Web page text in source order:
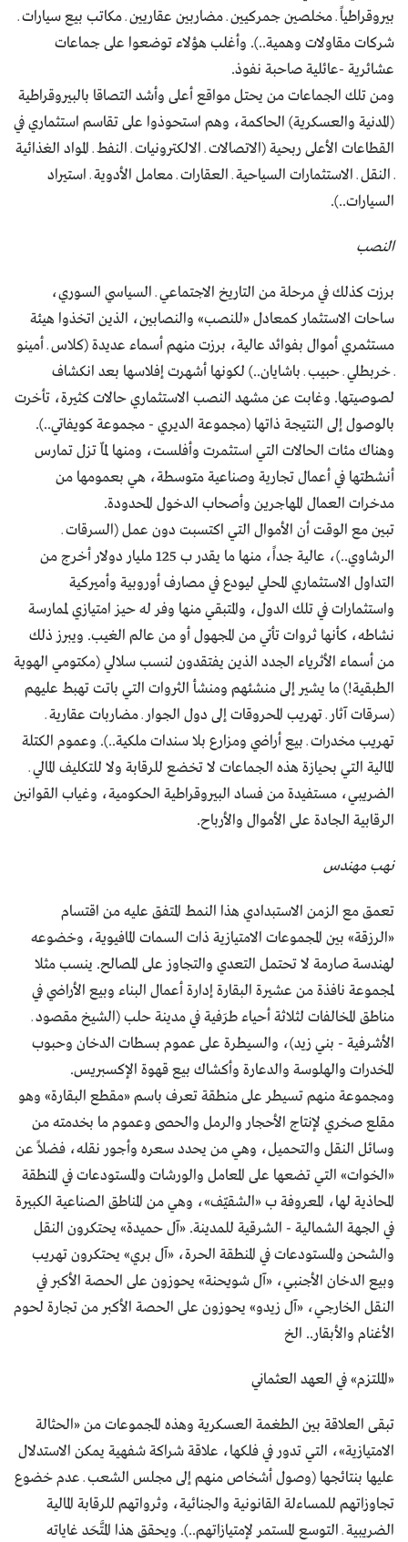
بيروقراطياً ـ مخلصين جمركيين ـ مضاربين عقاريين ـ مكاتب بيع سيارات ـ
شركات مقاولات وهمية..). وأغلب هؤلاء توضعوا على جماعات
عشائرية -عائلية صاحبة نفوذ.
ومن تلك الجماعات من يحتل مواقع أعلى وأشد التصاقا بالبيروقراطية
(المدنية والعسكرية) الحاكمة، وهم استحوذوا على تقاسم استثماري في
القطاعات الأعلى ربحية (الاتصالات ـ الالكترونيات ـ النفط ـ المواد الغذائية
ـ النقل ـ الاستثمارات السياحية ـ العقارات ـ معامل الأدوية ـ استيراد
السيارات..).
النصب
برزت كذلك في مرحلة من التاريخ الاجتماعي ـ السياسي السوري،
ساحات الاستثمار كمعادل «للنصب» والنصابين، الذين اتخذوا هيئة
مستثمري أموال بفوائد عالية، برزت منهم أسماء عديدة (كلاس ـ أمينو
ـ خربطلي ـ حبيب ـ باشايان..) لكونها أشهرت إفلاسها بعد انكشاف
لصوصيتها. وغابت عن مشهد النصب الاستثماري حالات كثيرة، تأخرت
بالوصول إلى النتيجة ذاتها (مجموعة الديري - مجموعة كويفاتي..).
وهناك مئات الحالات التي استثمرت وأفلست، ومنها لمّا تزل تمارس
أنشطتها في أعمال تجارية وصناعية متوسطة، هي بعمومها من
مدخرات العمال المهاجرين وأصحاب الدخول المحدودة.
تبين مع الوقت أن الأموال التي اكتسبت دون عمل (السرقات ـ
الرشاوي..)، عالية جداً، منها ما يقدر ب 125 مليار دولار أخرج من
التداول الاستثماري المحلي ليودع في مصارف أوروبية وأميركية
واستثمارات في تلك الدول، والمتبقي منها وفر له حيز امتيازي لممارسة
نشاطه، كأنها ثروات تأتي من المجهول أو من عالم الغيب. ويبرز ذلك
من أسماء الأثرياء الجدد الذين يفتقدون لنسب سلالي (مكتومي الهوية
الطبقية!) ما يشير إلى منشئهم ومنشأ الثروات التي باتت تهبط عليهم
(سرقات آثار ـ تهريب المحروقات إلى دول الجوار ـ مضاربات عقارية ـ
تهريب مخدرات ـ بيع أراضي ومزارع بلا سندات ملكية..). وعموم الكتلة
المالية التي بحيازة هذه الجماعات لا تخضع للرقابة ولا للتكليف المالي ـ
الضريبي، مستفيدة من فساد البيروقراطية الحكومية، وغياب القوانين
الرقابية الجادة على الأموال والأرباح.
نهب مهندس
تعمق مع الزمن الاستبدادي هذا النمط المتفق عليه من اقتسام
«الرزقة» بين المجموعات الامتيازية ذات السمات المافيوية، وخضوعه
لهندسة صارمة لا تحتمل التعدي والتجاوز على المصالح. ينسب مثلا
لمجموعة نافذة من عشيرة البقارة إدارة أعمال البناء وبيع الأراضي في
مناطق المخالفات لثلاثة أحياء طرَفية في مدينة حلب (الشيخ مقصود ـ
الأشرفية - بني زيد)، والسيطرة على عموم بسطات الدخان وحبوب
المخدرات والهلوسة والدعارة وأكشاك بيع قهوة الإكسبريس.
ومجموعة منهم تسيطر على منطقة تعرف باسم «مقطع البقارة» وهو
مقلع صخري لإنتاج الأحجار والرمل والحصى وعموم ما بخدمته من
وسائل النقل والتحميل، وهي من يحدد سعره وأجور نقله، فضلاً عن
«الخوات» التي تضعها على المعامل والورشات والمستودعات في المنطقة
المحاذية لها، المعروفة ب «الشقيّف»، وهي من المناطق الصناعية الكبيرة
في الجهة الشمالية - الشرقية للمدينة. «آل حميدة» يحتكرون النقل
والشحن والمستودعات في المنطقة الحرة، «آل بري» يحتكرون تهريب
وبيع الدخان الأجنبي، «آل شويحنة» يحوزون على الحصة الأكبر في
النقل الخارجي، «آل زيدو» يحوزون على الحصة الأكبر من تجارة لحوم
الأغنام والأبقار.. الخ
«الملتزم» في العهد العثماني
تبقى العلاقة بين الطغمة العسكرية وهذه المجموعات من «الحثالة
الامتيازية»، التي تدور في فلكها، علاقة شراكة شفهية يمكن الاستدلال
عليها بنتائجها (وصول أشخاص منهم إلى مجلس الشعب ـ عدم خضوع
تجاوزاتهم للمساءلة القانونية والجنائية، وثرواتهم للرقابة المالية
الضريبية ـ التوسع المستمر لإمتيازاتهم..). ويحقق هذا المتَّحَد غاياته